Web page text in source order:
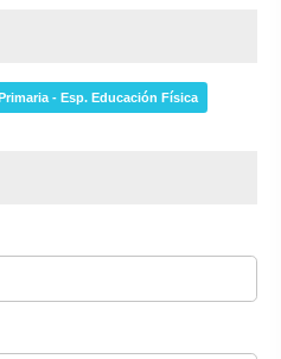
- Esp. Educación Física